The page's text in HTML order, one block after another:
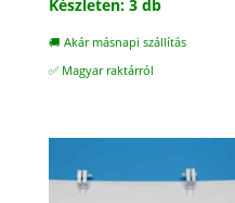
Készleten: 3 db
🚚 Akár másnapi szállítás
✅ Magyar raktárról